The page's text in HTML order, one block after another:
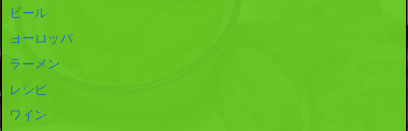
ビール
ヨーロッパ
ラーメン
レシピ
ワイン